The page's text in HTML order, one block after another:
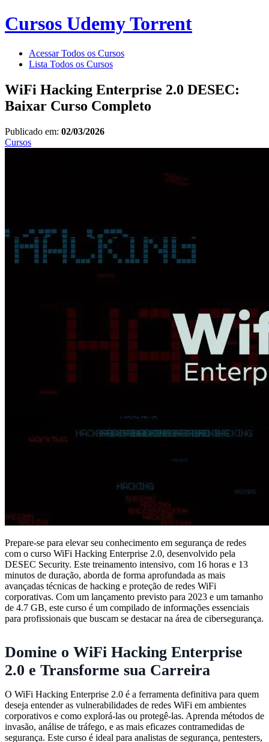
Cursos Udemy Torrent
Acessar Todos os Cursos
Lista Todos os Cursos
WiFi Hacking Enterprise 2.0 DESEC:
Baixar Curso Completo
Publicado em: 02/03/2026
Cursos
Prepare-se para elevar seu conhecimento em segurança de redes
com o curso WiFi Hacking Enterprise 2.0, desenvolvido pela
DESEC Security. Este treinamento intensivo, com 16 horas e 13
minutos de duração, aborda de forma aprofundada as mais
avançadas técnicas de hacking e proteção de redes WiFi
corporativas. Com um lançamento previsto para 2023 e um tamanho
de 4.7 GB, este curso é um compilado de informações essenciais
para profissionais que buscam se destacar na área de cibersegurança.
Domine o WiFi Hacking Enterprise
2.0 e Transforme sua Carreira
O WiFi Hacking Enterprise 2.0 é a ferramenta definitiva para quem
deseja entender as vulnerabilidades de redes WiFi em ambientes
corporativos e como explorá-las ou protegê-las. Aprenda métodos de
invasão, análise de tráfego, e as mais eficazes contramedidas de
segurança. Este curso é ideal para analistas de segurança, pentesters,